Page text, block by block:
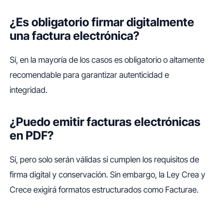
¿Es obligatorio firmar digitalmente
una factura electrónica?
Sí, en la mayoría de los casos es obligatorio o altamente
recomendable para garantizar autenticidad e
integridad.
¿Puedo emitir facturas electrónicas
en PDF?
Sí, pero solo serán válidas si cumplen los requisitos de
firma digital y conservación. Sin embargo, la Ley Crea y
Crece exigirá formatos estructurados como Facturae.